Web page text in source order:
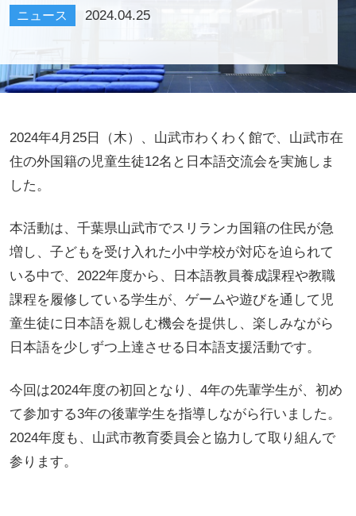
ニュース 2024.04.25
2024年4月25日（木）、山武市わくわく館で、山武市在
住の外国籍の児童生徒12名と日本語交流会を実施しま
した。
本活動は、千葉県山武市でスリランカ国籍の住民が急
増し、子どもを受け入れた小中学校が対応を迫られて
いる中で、2022年度から、日本語教員養成課程や教職
課程を履修している学生が、ゲームや遊びを通して児
童生徒に日本語を親しむ機会を提供し、楽しみながら
日本語を少しずつ上達させる日本語支援活動です。
今回は2024年度の初回となり、4年の先輩学生が、初め
て参加する3年の後輩学生を指導しながら行いました。
2024年度も、山武市教育委員会と協力して取り組んで
参ります。